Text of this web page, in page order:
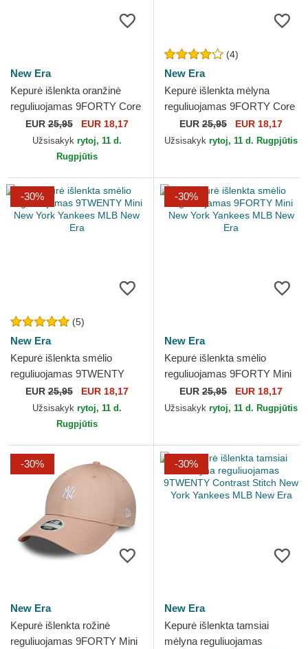
New Era
Kepurė išlenkta oranžinė
reguliuojamas 9FORTY Core
Saiyans FC Kings League
New Era
EUR25,95 EUR 18,17
Užsisakyk rytoj, 11 d.
Rugpjūtis
(4)
New Era
Kepurė išlenkta mėlyna
reguliuojamas 9FORTY Core
xBuyer Team Kings League
New Era
EUR 25,95 EUR 18,17
Užsisakyk rytoj, 11 d. Rugpjūtis
-30%
(5)
New Era
Kepurė išlenkta smėlio
reguliuojamas 9TWENTY
Mini New York Yankees MLB
New Era
EUR25,95 EUR 18,17
Užsisakyk rytoj, 11 d.
Rugpjūtis
-30%
New Era
Kepurė išlenkta smėlio
reguliuojamas 9FORTY Mini
New York Yankees MLB New
Era
EUR 25,95 EUR 18,17
Užsisakyk rytoj, 11 d. Rugpjūtis
-30%
New Era
Kepurė išlenkta rožinė
reguliuojamas 9FORTY Mini
-30%
New Era
Kepurė išlenkta tamsiai
mėlyna reguliuojamas